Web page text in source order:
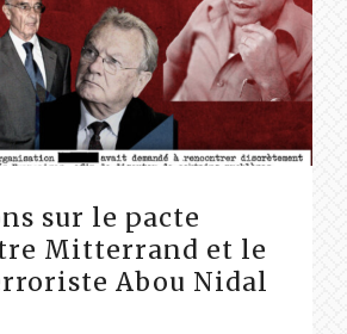
sur le pacte
Mitterrand et le
Abou Nidal